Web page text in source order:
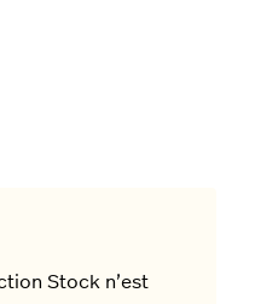
Stock n’est